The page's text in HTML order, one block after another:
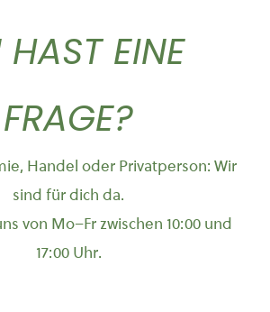
EINE
FRAGE?
Handel oder Privatperson: Wir
sind für dich da.
von Mo–Fr zwischen 10:00 und
17:00 Uhr.